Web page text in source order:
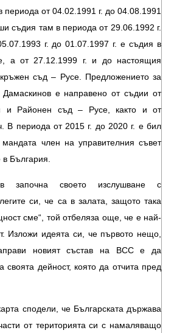
от 04.02.1991 г. до 04.08.1991
съдия там в периода от 29.06.1992 г.
г. до 01.07.1997 г. е съдия в
а от 27.12.1999 г. и до настоящия
съд – Русе. Предложението за
е направено от съдии от
Районен съд – Русе, както и от
В периода от 2015 г. до 2020 г. е бил
член на управителния съвет
България.
започна своето изслушване с
си, че са в залата, защото така
сме“, той отбеляза още, че е най-
Изложи идеята си, че първото нещо,
новият състав на ВСС е да
своята дейност, която да отчита пред
сподели, че Българската държава
от територията си с намаляващо